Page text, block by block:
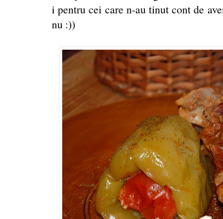
i pentru cei care n-au tinut cont de
nu :))